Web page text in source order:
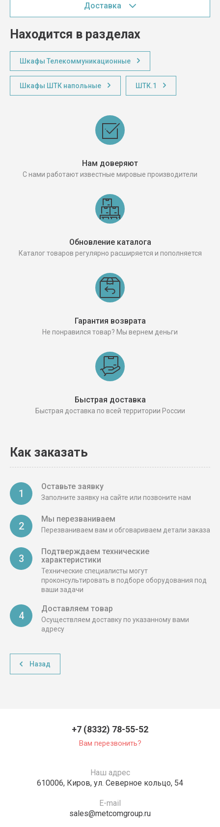
Доставка
Находится в разделах
Шкафы Телекоммуникационные
Шкафы ШТК напольные ШТК.1
Нам доверяют
С нами работают известные мировые производители
Обновление каталога
Каталог товаров регулярно расширяется и пополняется
Гарантия возврата
Не понравился товар? Мы вернем деньги
Быстрая доставка
Быстрая доставка по всей территории России
Как заказать
1
Оставьте заявку
Заполните заявку на сайте или позвоните нам
2
Мы перезваниваем
Перезваниваем вам и обговариваем детали заказа
3
Подтверждаем технические
характеристики
Технические специалисты могут
проконсультировать в подборе оборудования под
ваши задачи
4
Доставляем товар
Осуществляем доставку по указанному вами
адресу
Назад
+7 (8332) 78-55-52
Вам перезвонить?
Наш адрес
610006, Киров, ул. Северное кольцо, 54
E-mail
sales@metcomgroup.ru